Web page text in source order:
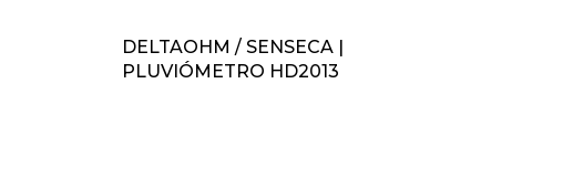
DELTAOHM / SENSECA |
PLUVIÓMETRO HD2013